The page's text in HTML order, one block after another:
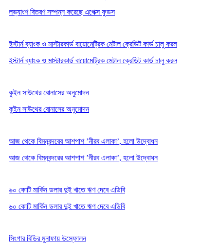
লভ্যাংশ বিতরণ সম্পন্ন করেছে এপেক্স ফুডস
ইস্টার্ন ব্যাংক ও মাস্টারকার্ড বায়োমেট্রিক মেটাল ক্রেডিট কার্ড চালু করল
ইস্টার্ন ব্যাংক ও মাস্টারকার্ড বায়োমেট্রিক মেটাল ক্রেডিট কার্ড চালু করল
কুইন সাউথের বোনাসের অনুমোদন
কুইন সাউথের বোনাসের অনুমোদন
আজ থেকে বিমনবন্দরের আশপাশ ‌’নীরব এলাকা’, হলো উদ্বোধন
আজ থেকে বিমনবন্দরের আশপাশ ‌’নীরব এলাকা’, হলো উদ্বোধন
৬০ কোটি মার্কিন ডলার দুই খাতে ঋণ দেবে এডিবি
৬০ কোটি মার্কিন ডলার দুই খাতে ঋণ দেবে এডিবি
সিংগার বিডির মুনাফায় উস্ফোলন